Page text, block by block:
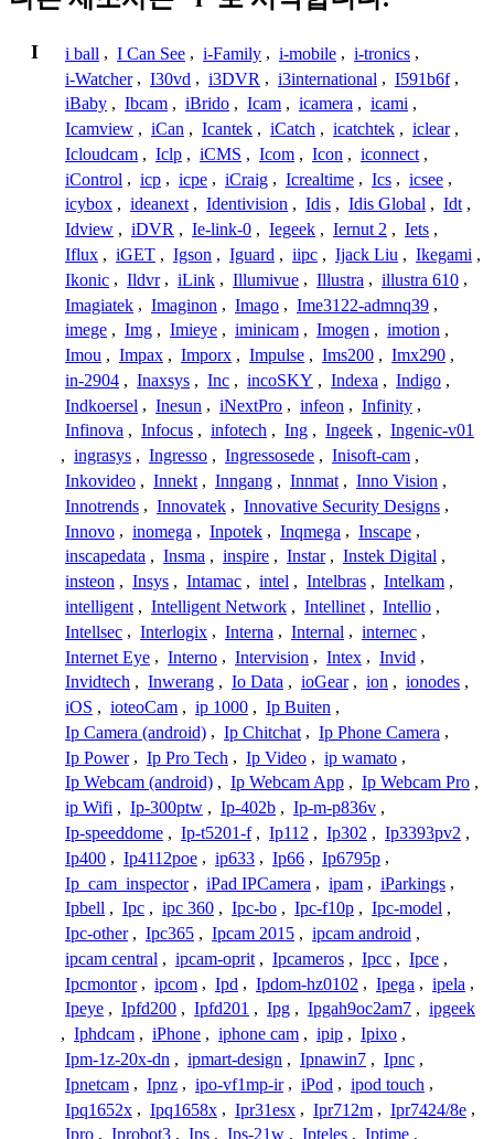
I i ball , I Can See , i-Family , i-mobile , i-tronics ,
i-Watcher , I30vd , i3DVR , i3international , I591b6f ,
iBaby , Ibcam , iBrido , Icam , icamera , icami ,
Icamview , iCan , Icantek , iCatch , icatchtek , iclear ,
Icloudcam , Iclp , iCMS , Icom , Icon , iconnect ,
iControl , icp , icpe , iCraig , Icrealtime , Ics , icsee ,
icybox , ideanext , Identivision , Idis , Idis Global , Idt ,
Idview , iDVR , Ie-link-0 , Iegeek , Iernut 2 , Iets ,
Iflux , iGET , Igson , Iguard , iipc , Ijack Liu , Ikegami ,
Ikonic , Ildvr , iLink , Illumivue , Illustra , illustra 610 ,
Imagiatek , Imaginon , Imago , Ime3122-admnq39 ,
imege , Img , Imieye , iminicam , Imogen , imotion ,
Imou , Impax , Imporx , Impulse , Ims200 , Imx290 ,
in-2904 , Inaxsys , Inc , incoSKY , Indexa , Indigo ,
Indkoersel , Inesun , iNextPro , infeon , Infinity ,
Infinova , Infocus , infotech , Ing , Ingeek , Ingenic-v01
, ingrasys , Ingresso , Ingressosede , Inisoft-cam ,
Inkovideo , Innekt , Inngang , Innmat , Inno Vision ,
Innotrends , Innovatek , Innovative Security Designs ,
Innovo , inomega , Inpotek , Inqmega , Inscape ,
inscapedata , Insma , inspire , Instar , Instek Digital ,
insteon , Insys , Intamac , intel , Intelbras , Intelkam ,
intelligent , Intelligent Network , Intellinet , Intellio ,
Intellsec , Interlogix , Interna , Internal , internec ,
Internet Eye , Interno , Intervision , Intex , Invid ,
Invidtech , Inwerang , Io Data , ioGear , ion , ionodes ,
iOS , ioteoCam , ip 1000 , Ip Buiten ,
Ip Camera (android) , Ip Chitchat , Ip Phone Camera ,
Ip Power , Ip Pro Tech , Ip Video , ip wamato ,
Ip Webcam (android) , Ip Webcam App , Ip Webcam Pro ,
ip Wifi , Ip-300ptw , Ip-402b , Ip-m-p836v ,
Ip-speeddome , Ip-t5201-f , Ip112 , Ip302 , Ip3393pv2 ,
Ip400 , Ip4112poe , ip633 , Ip66 , Ip6795p ,
Ip_cam_inspector , iPad IPCamera , ipam , iParkings ,
Ipbell , Ipc , ipc 360 , Ipc-bo , Ipc-f10p , Ipc-model ,
Ipc-other , Ipc365 , Ipcam 2015 , ipcam android ,
ipcam central , ipcam-oprit , Ipcameros , Ipcc , Ipce ,
Ipcmontor , ipcom , Ipd , Ipdom-hz0102 , Ipega , ipela ,
Ipeye , Ipfd200 , Ipfd201 , Ipg , Ipgah9oc2am7 , ipgeek
, Iphdcam , iPhone , iphone cam , ipip , Ipixo ,
Ipm-1z-20x-dn , ipmart-design , Ipnawin7 , Ipnc ,
Ipnetcam , Ipnz , ipo-vf1mp-ir , iPod , ipod touch ,
Ipq1652x , Ipq1658x , Ipr31esx , Ipr712m , Ipr7424/8e ,
Ipro , Iprobot3 , Ips , Ips-21w , Ipteles , Iptime ,